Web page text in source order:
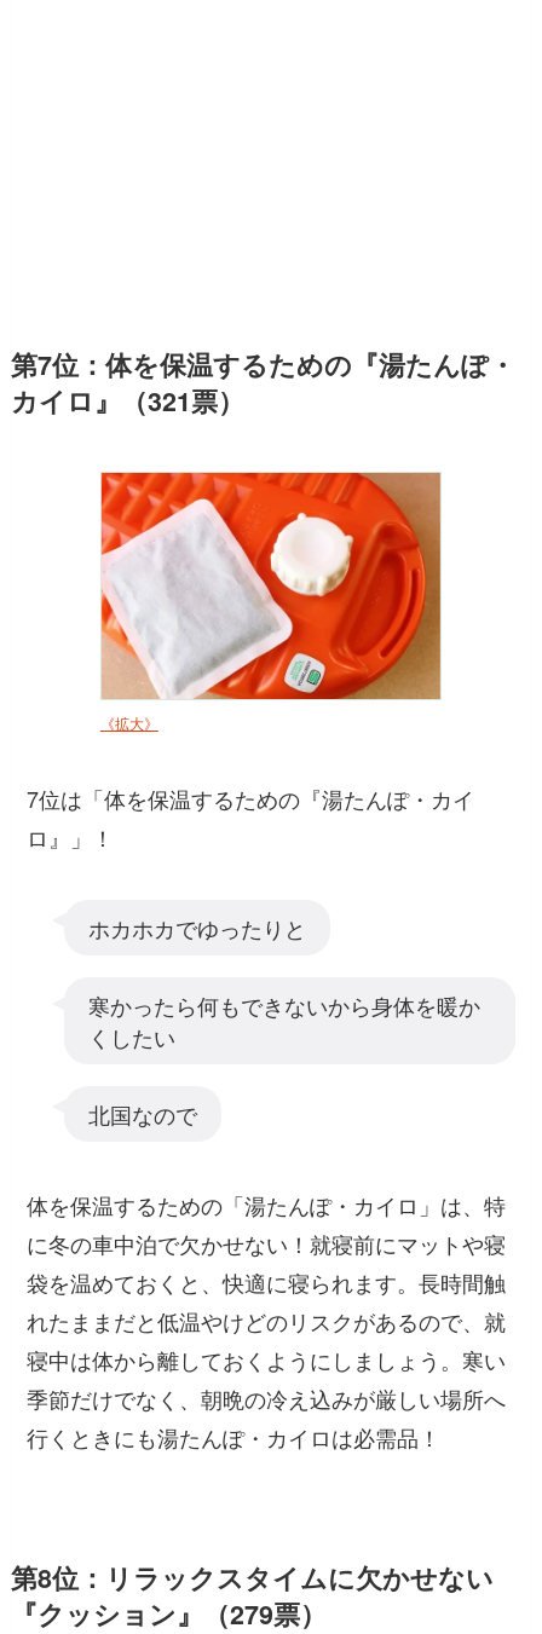
第7位：体を保温するための『湯たんぽ・
カイロ』（321票）
《拡大》
7位は「体を保温するための『湯たんぽ・カイ
ロ』」！
ホカホカでゆったりと
寒かったら何もできないから身体を暖か
くしたい
北国なので
体を保温するための「湯たんぽ・カイロ」は、特
に冬の車中泊で欠かせない！就寝前にマットや寝
袋を温めておくと、快適に寝られます。長時間触
れたままだと低温やけどのリスクがあるので、就
寝中は体から離しておくようにしましょう。寒い
季節だけでなく、朝晩の冷え込みが厳しい場所へ
行くときにも湯たんぽ・カイロは必需品！
第8位：リラックスタイムに欠かせない
『クッション』（279票）